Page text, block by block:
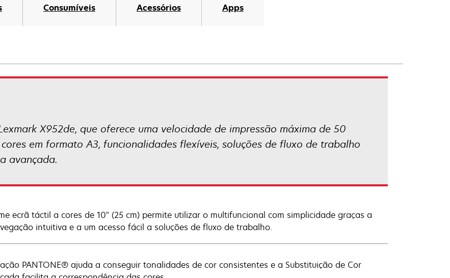
tab
Consumíveis Acessórios Apps
X952de, que oferece uma velocidade de impressão máxima de 50
em formato A3, funcionalidades flexíveis, soluções de fluxo de trabalho
avançada.
ecrã táctil a cores de 10" (25 cm) permite utilizar o multifuncional com simplicidade graças a
intuitiva e a um acesso fácil a soluções de fluxo de trabalho.
PANTONE® ajuda a conseguir tonalidades de cor consistentes e a Substituição de Cor